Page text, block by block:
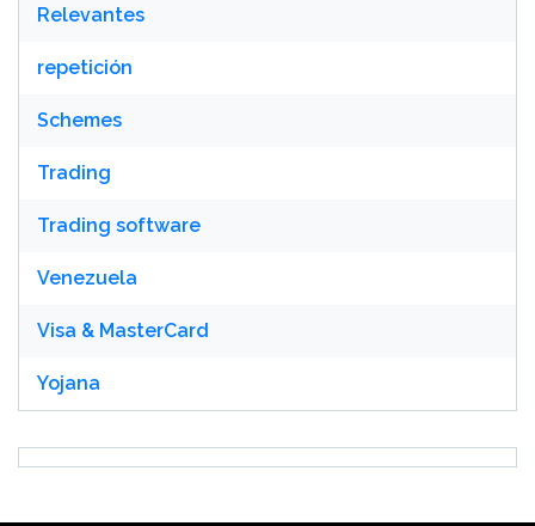
Relevantes
repetición
Schemes
Trading
Trading software
Venezuela
Visa & MasterCard
Yojana